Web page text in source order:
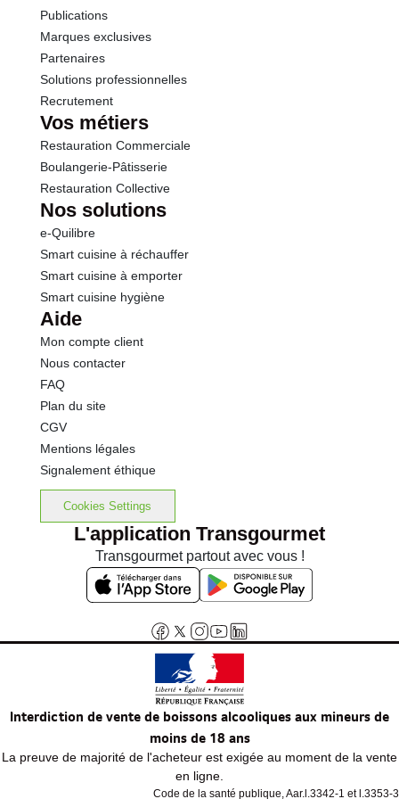
Sodium
Phosphore
Publications
Marques exclusives
Partenaires
Solutions professionnelles
Recrutement
Vos métiers
Restauration Commerciale
Boulangerie-Pâtisserie
Restauration Collective
Nos solutions
e-Quilibre
Smart cuisine à réchauffer
Smart cuisine à emporter
Smart cuisine hygiène
Aide
Mon compte client
Nous contacter
FAQ
Plan du site
CGV
Mentions légales
Signalement éthique
Cookies Settings
L'application Transgourmet
Transgourmet partout avec vous !
Interdiction de vente de boissons alcooliques aux mineurs de
moins de 18 ans
La preuve de majorité de l'acheteur est exigée au moment de la vente
en ligne.
Code de la santé publique, Aar.l.3342-1 et l.3353-3